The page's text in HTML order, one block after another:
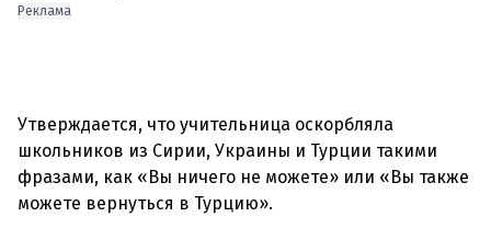
Реклама
Утверждается, что учительница оскорбляла
школьников из Сирии, Украины и Турции такими
фразами, как «Вы ничего не можете» или «Вы также
можете вернуться в Турцию».